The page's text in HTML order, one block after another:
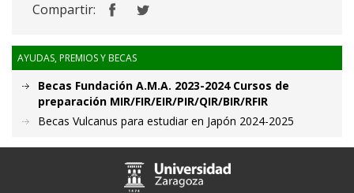
Compartir:
AYUDAS, PREMIOS Y BECAS
Becas Fundación A.M.A. 2023-2024 Cursos de
preparación MIR/FIR/EIR/PIR/QIR/BIR/RFIR
Becas Vulcanus para estudiar en Japón 2024-2025